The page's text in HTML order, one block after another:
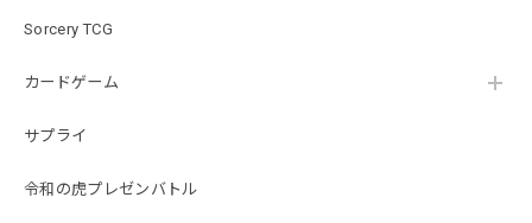
Sorcery TCG
カードゲーム
サプライ
令和の虎プレゼンバトル